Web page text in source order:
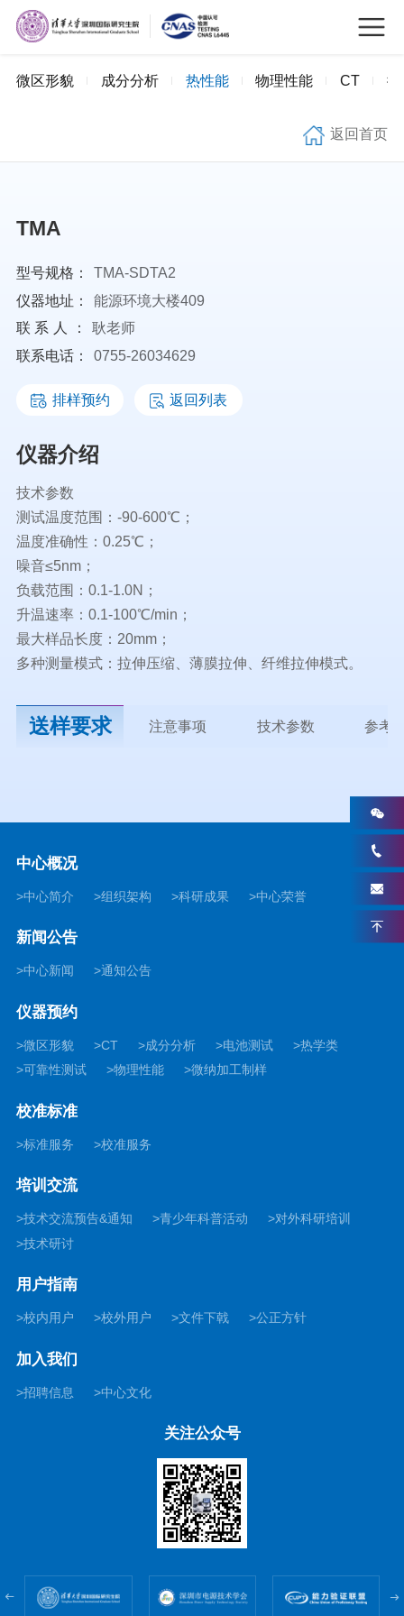
微区形貌 成分分析 热性能 物理性能 CT 微
返回首页
TMA
型号规格：
TMA-SDTA2
仪器地址：
能源环境大楼409
联系人：
耿老师
联系电话：
0755-26034629
排样预约 返回列表
仪器介绍
技术参数
测试温度范围：-90-600℃；
温度准确性：0.25℃；
噪音≤5nm；
负载范围：0.1-1.0N；
升温速率：0.1-100℃/min；
最大样品长度：20mm；
多种测量模式：拉伸压缩、薄膜拉伸、纤维拉伸模式。
送样要求 注意事项 技术参数 参考
中心概况
中心简介 组织架构 科研成果 中心荣誉
新闻公告
中心新闻 通知公告
仪器预约
微区形貌 CT 成分分析 电池测试
热学类
可靠性测试
物理性能 微纳加工制样
校准标准
标准服务 校准服务
培训交流
技术交流预告&通知 青少年科普活动
对外科研培训
技术研讨
用户指南
校内用户 校外用户 文件下戟 公正方针
加入我们
招聘信息 中心文化
关注公众号